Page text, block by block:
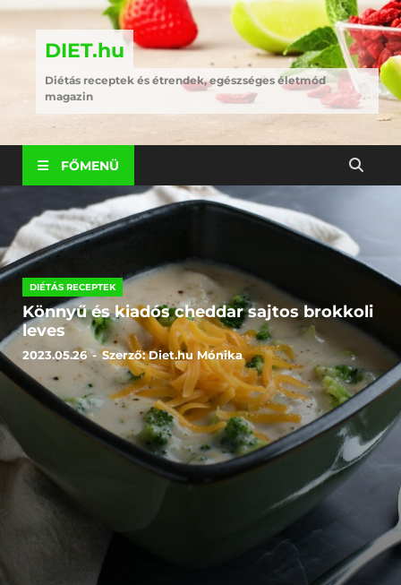
DIET.hu
Diétás receptek és étrendek, egészséges életmód
magazin
FŐMENÜ
DIÉTÁS RECEPTEK
Könnyű és kiadós cheddar sajtos brokkoli
leves
2023.05.26-Szerző:Diet.hu Mónika